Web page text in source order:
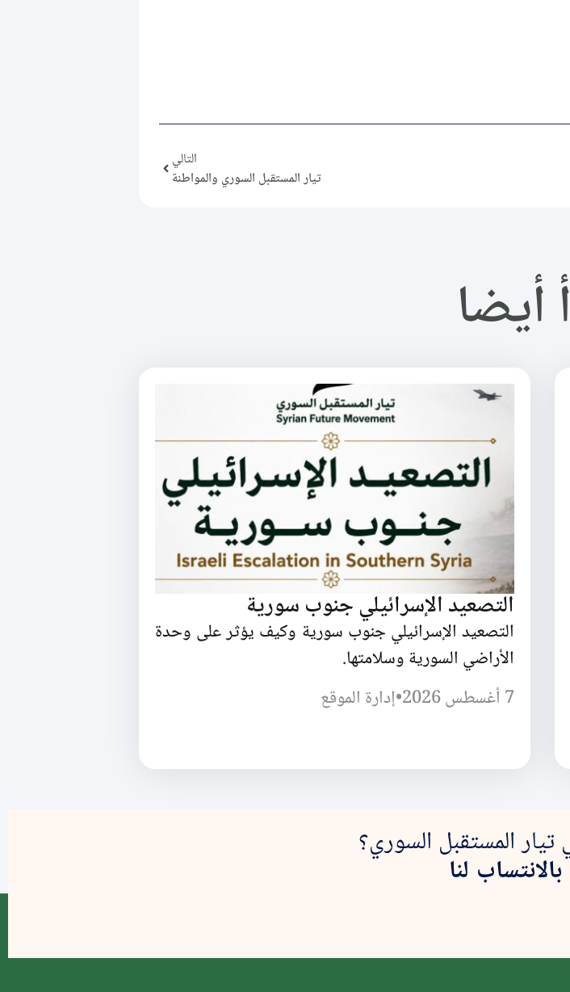
التالي
تيار المستقبل السوري والمواطنة
أيضا
التصعيد الإسرائيلي جنوب سورية
التصعيد الإسرائيلي جنوب سورية وكيف يؤثر على وحدة
الأراضي السورية وسلامتها.
7 أغسطس 2026
•إدارة الموقع
المستقبل السوري؟
لنا